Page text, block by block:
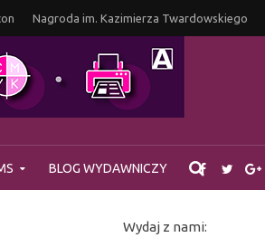
Nagroda im. Kazimierza Twardowskiego
BLOG WYDAWNICZY
Wydaj z nami: